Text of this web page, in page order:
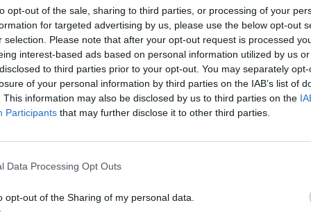
opt-out of the sale, sharing to third parties, or processing of your
for targeted advertising by us, please use the below opt-out
selection. Please note that after your opt-out request is processed
interest-based ads based on personal information utilized by us
to third parties prior to your opt-out. You may separately
of your personal information by third parties on the IAB’s list of
This information may also be disclosed by us to third parties on the
Participants that may further disclose it to other third parties.
Data Processing Opt Outs
opt-out of the Sharing of my personal data.